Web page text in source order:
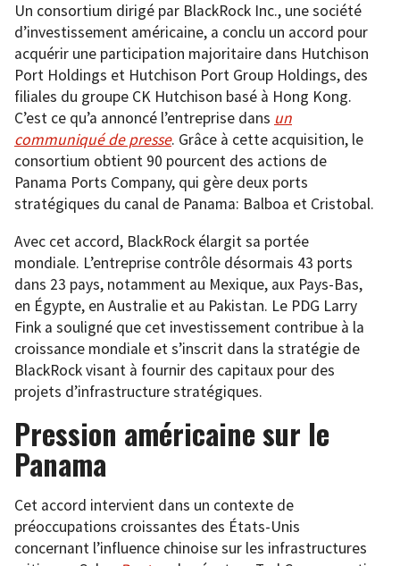
Un consortium dirigé par BlackRock Inc., une société
d’investissement américaine, a conclu un accord pour
acquérir une participation majoritaire dans Hutchison
Port Holdings et Hutchison Port Group Holdings, des
filiales du groupe CK Hutchison basé à Hong Kong.
C’est ce qu’a annoncé l’entreprise dans un
communiqué de presse. Grâce à cette acquisition, le
consortium obtient 90 pourcent des actions de
Panama Ports Company, qui gère deux ports
stratégiques du canal de Panama: Balboa et Cristobal.
Avec cet accord, BlackRock élargit sa portée
mondiale. L’entreprise contrôle désormais 43 ports
dans 23 pays, notamment au Mexique, aux Pays-Bas,
en Égypte, en Australie et au Pakistan. Le PDG Larry
Fink a souligné que cet investissement contribue à la
croissance mondiale et s’inscrit dans la stratégie de
BlackRock visant à fournir des capitaux pour des
projets d’infrastructure stratégiques.
Pression américaine sur le
Panama
Cet accord intervient dans un contexte de
préoccupations croissantes des États-Unis
concernant l’influence chinoise sur les infrastructures